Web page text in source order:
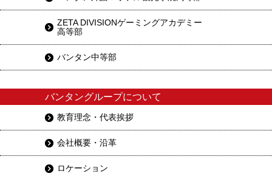
ZETA DIVISIONゲーミングアカデミー
高等部
バンタン中等部
バンタングループについて
教育理念・代表挨拶
会社概要・沿革
ロケーション